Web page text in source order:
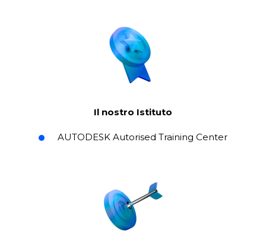
Il nostro Istituto
AUTODESK Autorised Training Center